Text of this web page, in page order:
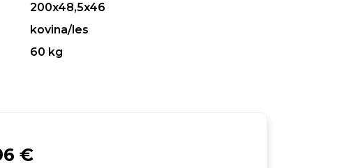
200x48,5x46
kovina/les
60 kg
€